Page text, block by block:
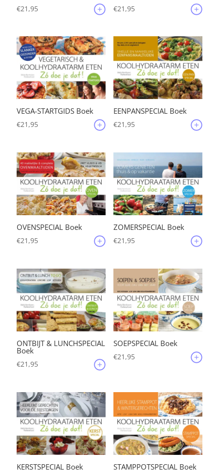
€21,95 €21,95
VEGA-STARTGIDS Boek
€21,95
EENPANSPECIAL Boek
€21,95
OVENSPECIAL Boek
€21,95
ZOMERSPECIAL Boek
€21,95
ONTBIJT & LUNCHSPECIAL
Boek
€21,95
SOEPSPECIAL Boek
€21,95
KERSTSPECIAL Boek STAMPPOTSPECIAL Boek